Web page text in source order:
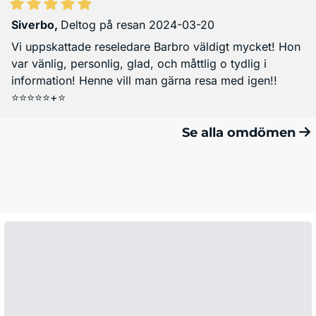
Siverbo, Deltog på resan 2024-03-20
Vi uppskattade reseledare Barbro väldigt mycket! Hon
var vänlig, personlig, glad, och måttlig o tydlig i
information! Henne vill man gärna resa med igen!!
⭐️⭐️⭐️⭐️⭐️+⭐️
Se alla omdömen